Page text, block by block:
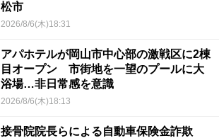
松市
2026/8/6(木)18:31
アパホテルが岡山市中心部の激戦区に2棟
目オープン 市街地を一望のプールに大
浴場…非日常感を意識
2026/8/6(木)18:13
接骨院院長らによる自動車保険金詐欺